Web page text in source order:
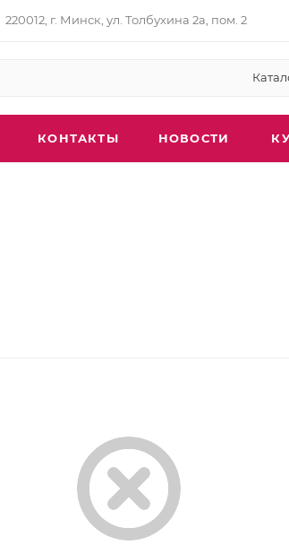
220012, г. Минск, ул. Толбухина 2а, пом. 2
КОНТАКТЫ НОВОСТИ